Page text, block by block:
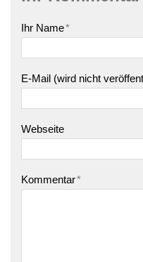
Ihr Name*
E-Mail (wird nicht
Webseite
Kommentar*